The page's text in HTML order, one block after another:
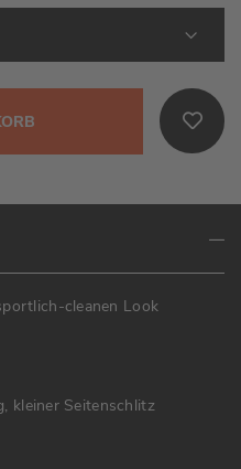
cleanen Look
kleiner Seitenschlitz